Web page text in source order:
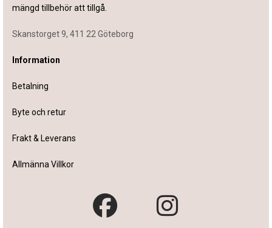
mängd tillbehör att tillgå.
Skanstorget 9, 411 22 Göteborg
Information
Betalning
Byte och retur
Frakt & Leverans
Allmänna Villkor